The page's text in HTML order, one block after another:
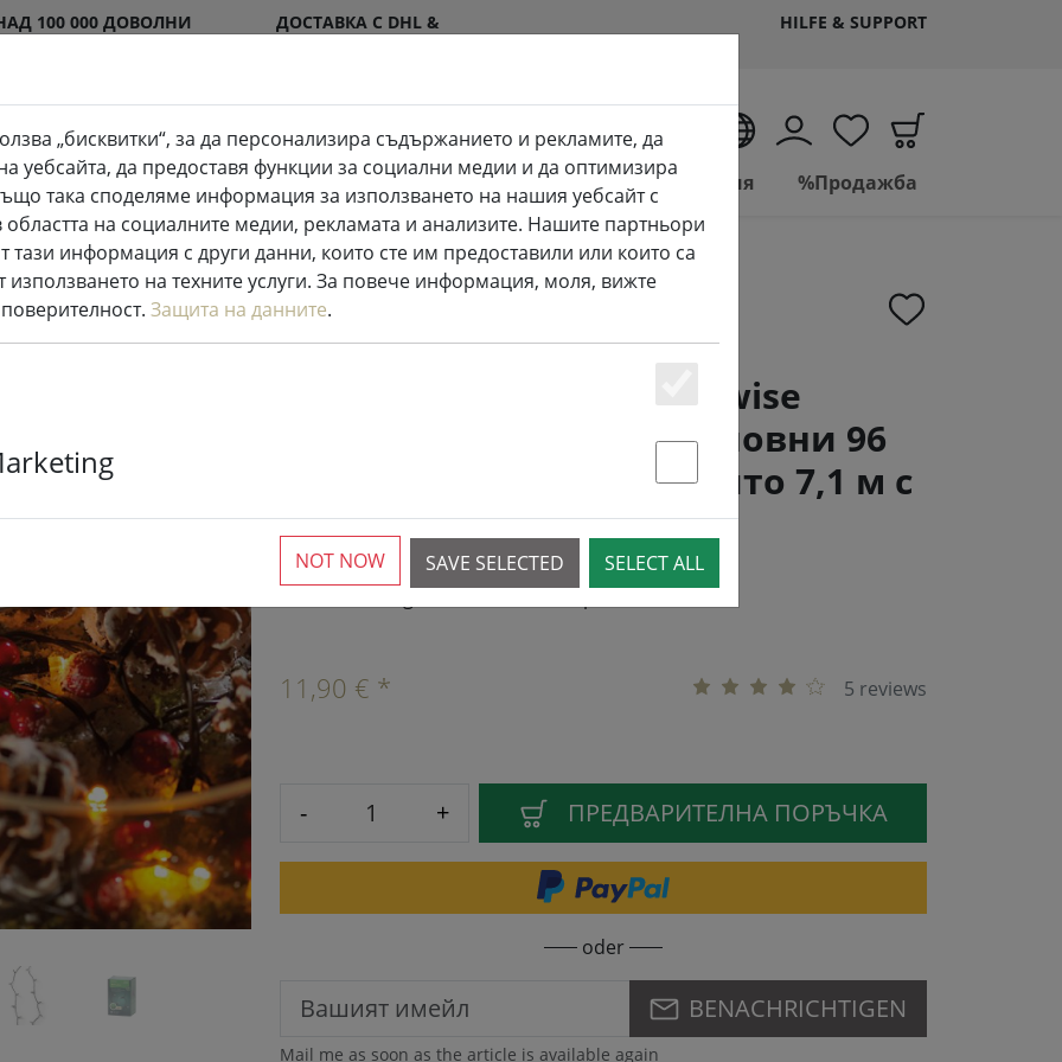
100 000 ДОВОЛНИ
ДОСТАВКА С DHL &
HILFE & SUPPORT
LED свещи на закрито и открито
Кухня и храна Living Баня %Продажба
Приказни светлини
Kaemingk Lumineo Durawise
феерични светлини Основни 96
LED топло бяло на открито 7,1 м с
батерии черно
5 reviews
11,90 € *
- + ПРЕДВАРИТЕЛНА ПОРЪЧКА
oder
BENACHRICHTIGEN
Mail me as soon as the article is available again
„бисквитки“, за да персонализира съдържанието и рекламите, да
уебсайта, да предоставя функции за социални медии и да оптимизира
така споделяме информация за използването на нашия уебсайт с
на социалните медии, рекламата и анализите. Нашите партньори
тази информация с други данни, които сте им предоставили или които са
използването на техните услуги. За повече информация, моля, вижте
Защита на данните.
Essenziell
Statstik & Marketing
SAVE SELECTED SELECT ALL
NOT NOW